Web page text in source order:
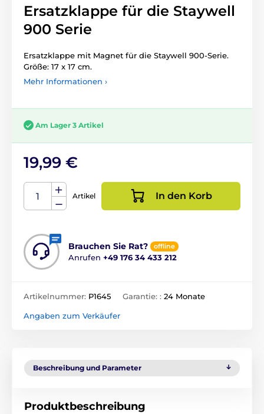
Ersatzklappe für die Staywell
900 Serie
Ersatzklappe mit Magnet für die Staywell 900-Serie.
Größe: 17 x 17 cm.
Mehr Informationen ›
Am Lager 3 Artikel
19,99 €
Artikel In den Korb
Brauchen Sie Rat? offline
Anrufen +49 176 34 433 212
Artikelnummer: P1645 Garantie: : 24 Monate
Angaben zum Verkäufer
Beschreibung und Parameter
Produktbeschreibung